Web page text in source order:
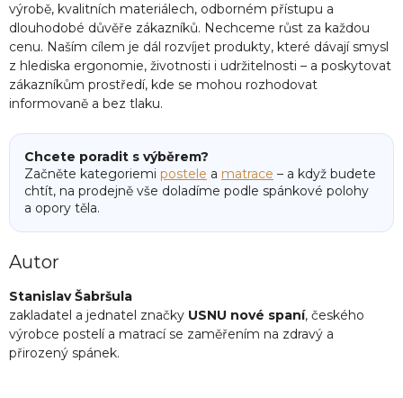
výrobě, kvalitních materiálech, odborném přístupu a
dlouhodobé důvěře zákazníků. Nechceme růst za každou
cenu. Naším cílem je dál rozvíjet produkty, které dávají smysl
z hlediska ergonomie, životnosti i udržitelnosti – a poskytovat
zákazníkům prostředí, kde se mohou rozhodovat
informovaně a bez tlaku.
Chcete poradit s výběrem?
Začněte kategoriemi postele a matrace – a když budete
chtít, na prodejně vše doladíme podle spánkové polohy
a opory těla.
Autor
Stanislav Šabršula
zakladatel a jednatel značky USNU nové spaní, českého
výrobce postelí a matrací se zaměřením na zdravý a
přirozený spánek.